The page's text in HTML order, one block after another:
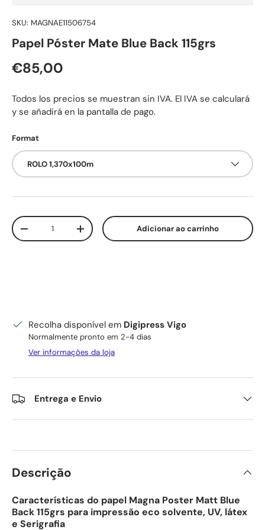
SKU: MAGNAE11506754
Papel Póster Mate Blue Back 115grs
Preço normal
€85,00
Todos los precios se muestran sin IVA. El IVA se calculará
y se añadirá en la pantalla de pago.
Format
ROLO 1,370x100m
Qtd.
Diminuir quantidadeAumente a quantidadeAdicionar ao carrinho
Recolha disponível em Digipress Vigo
Normalmente pronto em 2-4 dias
Ver informações da loja
Entrega e Envio
Descrição
Características do papel Magna Poster Matt Blue
Back 115grs para impressão eco solvente, UV, látex
e Serigrafia